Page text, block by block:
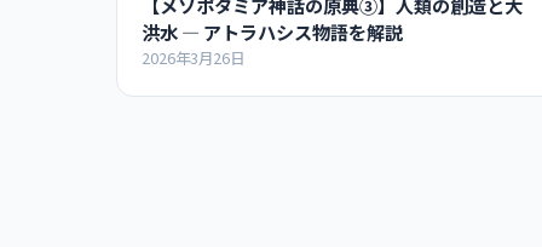
洪水 ― アトラハシス物語を解説
2026年3月26日